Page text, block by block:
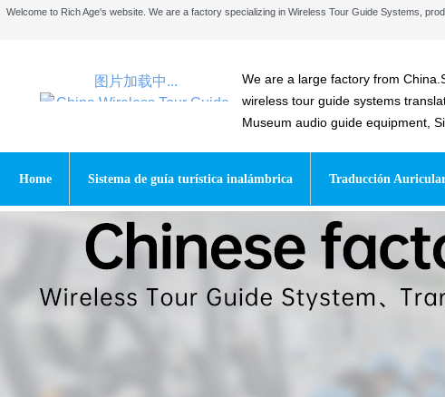
图片加载中...
Home Sistema de guía turística inalámbrica Traducción
We are a large factory from
wireless tour guide systems
Museum audio guide equipment,
Welcome to Rich Age's website. We are a factory specializing in Wireless Tour Guide Systems,